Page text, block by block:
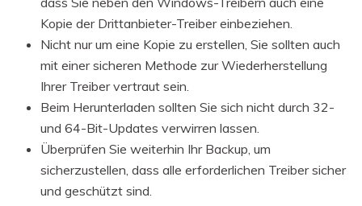
Kopie der Drittanbieter-Treiber einbeziehen.
Nicht nur um eine Kopie zu erstellen, Sie sollten auch
mit einer sicheren Methode zur Wiederherstellung
Ihrer Treiber vertraut sein.
Beim Herunterladen sollten Sie sich nicht durch 32-
und 64-Bit-Updates verwirren lassen.
Überprüfen Sie weiterhin Ihr Backup, um
sicherzustellen, dass alle erforderlichen Treiber sicher
und geschützt sind.